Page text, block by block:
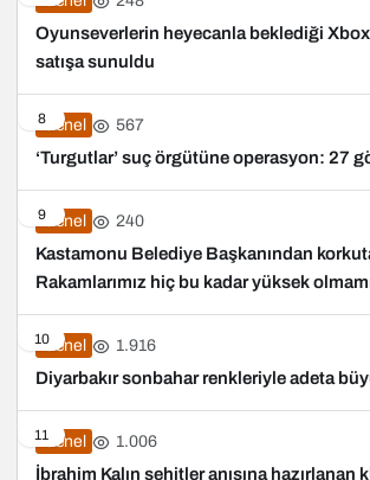
Oyunseverlerin heyecanla beklediği Xbox
satışa sunuldu
8Genel 567
‘Turgutlar’ suç örgütüne operasyon: 27
9Genel 240
Kastamonu Belediye Başkanından
Rakamlarımız hiç bu kadar yüksek
10Genel 1.916
Diyarbakır sonbahar renkleriyle adeta
11Genel 1.006
İbrahim Kalın şehitler anısına hazırlanan